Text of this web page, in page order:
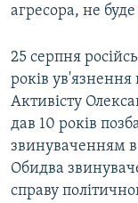
агресора, не
25 серпня
років ув'язнення
Активісту
дав 10 років
звинуваченням в
Обидва
справу